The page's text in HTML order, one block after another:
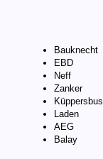
Bauknecht
EBD
Neff
Zanker
Laden
AEG
Balay